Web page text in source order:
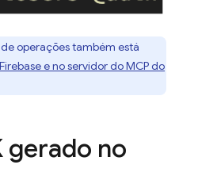
operações também está
e no servidor do MCP do
gerado no